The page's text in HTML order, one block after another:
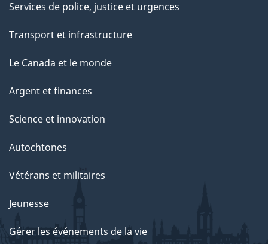
Services de police, justice et urgences
Transport et infrastructure
Le Canada et le monde
Argent et finances
Science et innovation
Autochtones
Vétérans et militaires
Jeunesse
Gérer les événements de la vie